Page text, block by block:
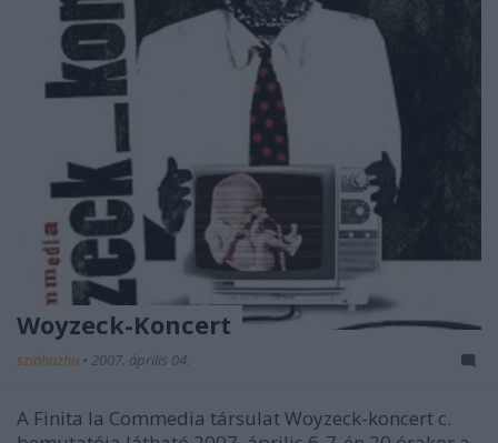
Woyzeck-Koncert
szinhazhu • 2007. április 04.
A Finita la Commedia társulat Woyzeck-koncert c.